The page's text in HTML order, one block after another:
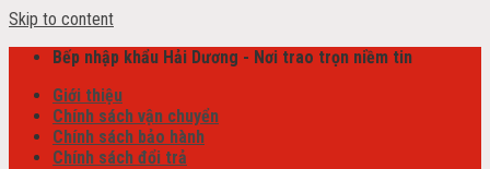
Skip to content
Bếp nhập khẩu Hải Dương - Nơi trao trọn niềm tin
Giới thiệu
Chính sách vận chuyển
Chính sách bảo hành
Chính sách đổi trả